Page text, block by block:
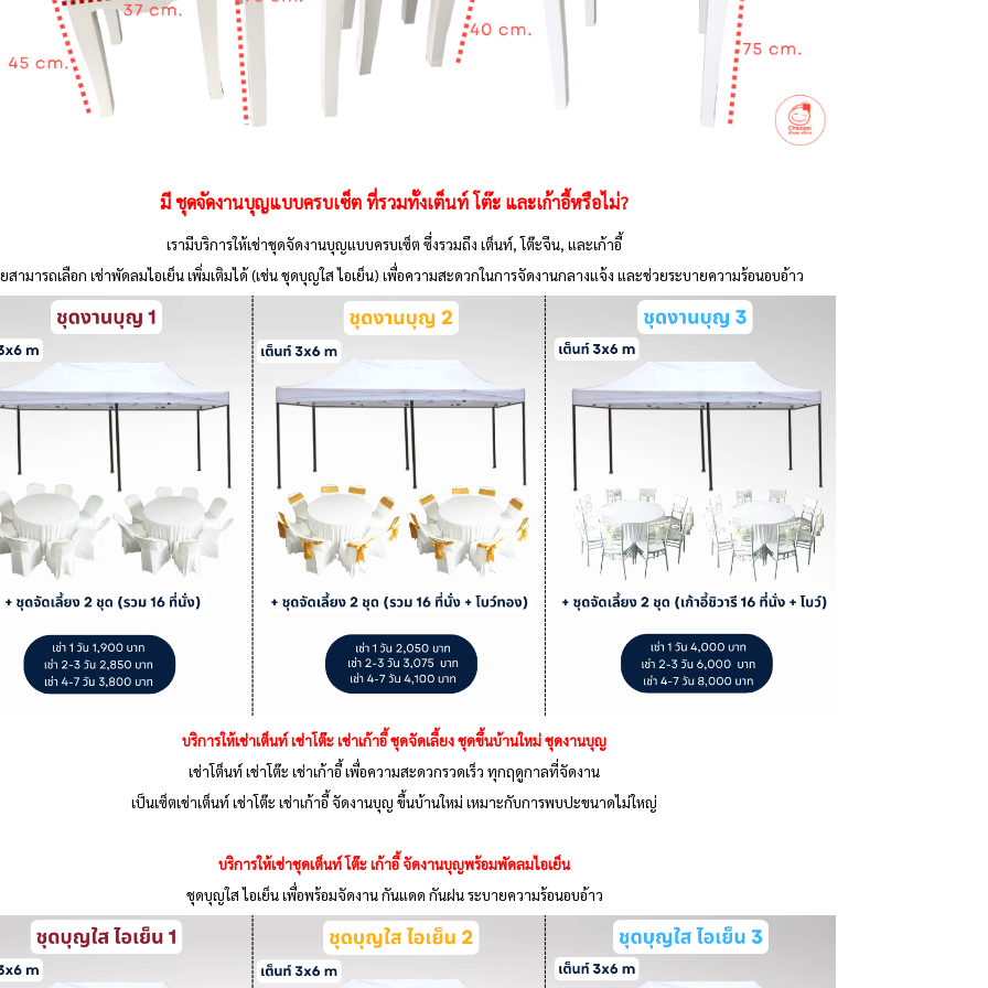
มีชุดจัดงานบุญแบบครบเซ็ตที่รวมทั้งเต็นท์ โต๊ะ และเก้าอี้หรือไม่?
เรามีบริการให้เช่าชุดจัดงานบุญแบบครบเซ็ต ซึ่งรวมถึง เต็นท์, โต๊ะจีน, และเก้าอี้
สามารถเลือก เช่าพัดลมไอเย็น เพิ่มเติมได้ (เช่น ชุดบุญใส ไอเย็น) เพื่อความสะดวกในการจัดงานกลางแจ้ง และช่วยระบายความร้อนอบอ้าว
บริการให้เช่าเต็นท์ เช่าโต๊ะ เช่าเก้าอี้ชุดจัดเลี้ยง ชุดขึ้นบ้านใหม่ ชุดงานบุญ
เช่าโต็นท์ เช่าโต๊ะ เช่าเก้าอี้ เพื่อความสะดวกรวดเร็ว ทุกฤดูกาลที่จัดงาน
เป็นเซ็ตเช่าเต็นท์ เช่าโต๊ะ เช่าเก้าอี้ จัดงานบุญ ขึ้นบ้านใหม่ เหมาะกับการพบปะขนาดไม่ใหญ่
บริการให้เช่าชุดเต็นท์ โต๊ะ เก้าอี้ จัดงานบุญพร้อมพัดลมไอเย็น
ชุดบุญใส ไอเย็น เพื่อพร้อมจัดงาน กันแดด กันฝน ระบายความร้อนอบอ้าว